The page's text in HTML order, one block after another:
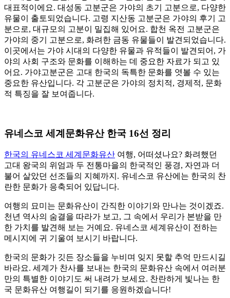
대표적이에요. 대성동 고분군은 가야의 초기 고분으로, 다양한
유물이 출토되었습니다. 고령 지산동 고분군은 가야의 후기 고
분으로, 대규모의 고분이 밀집해 있어요. 합천 옥전 고분군은
가야의 중기 고분으로, 화려한 금동 유물들이 발견되었습니다.
이곳에서는 가야 시대의 다양한 유물과 유적들이 발견되어, 가
야의 사회 구조와 문화를 이해하는 데 중요한 자료가 되고 있
어요. 가야고분군은 고대 한국의 독특한 문화를 엿볼 수 있는
중요한 유산입니다. 각 고분군은 가야의 정치적, 경제적, 문화
적 특징을 잘 보여줍니다.
유네스코 세계문화유산 한국 16선 정리
한국의 유네스코 세계문화유산 여행, 어떠셨나요? 화려했던
고대 왕국의 위엄과 두 전통마을의 한국적인 풍경, 자연과 더
불어 살았던 선조들의 지혜까지. 유네스코 유산에는 한국의 찬
란한 문화가 응축되어 있답니다.
여행의 묘미는 문화유산이 간직한 이야기와 만나는 것이겠죠.
천년 역사의 숨결을 따라가 보고, 그 속에서 우리가 본받을 만
한 가치를 발견해 보는 거예요. 유네스코 세계유산이 전하는
메시지에 귀 기울여 보시기 바랍니다.
한국의 문화가 깃든 장소들을 누비며 잊지 못할 추억 만드시길
바라요. 세계가 찬사를 보내는 한국의 문화유산 속에서 여러분
만의 특별한 이야기도 써 내려가 보세요. 찬란하게 빛나는 한
국 문화유산 여행길이 되기를 응원하겠습니다!